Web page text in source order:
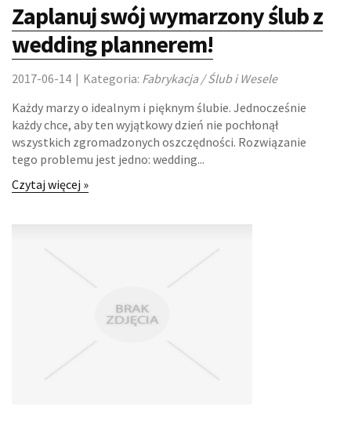
LOKUM
DRZWI I OKNA
KLIMATYZACJA I WENTYLACJA
NIERUCHOMOŚCI, DZIAŁKI
PLACÓWKI EDUKACYJNE
KURSY I SZKOLENIA
Zaplanuj swój wymarzony ślub z
wedding plannerem!
2017-06-14 | Kategoria: Fabrykacja / Ślub i Wesele
Każdy marzy o idealnym i pięknym ślubie. Jednocześnie
każdy chce, aby ten wyjątkowy dzień nie pochłonął
wszystkich zgromadzonych oszczędności. Rozwiązanie
tego problemu jest jedno: wedding...
Czytaj więcej »